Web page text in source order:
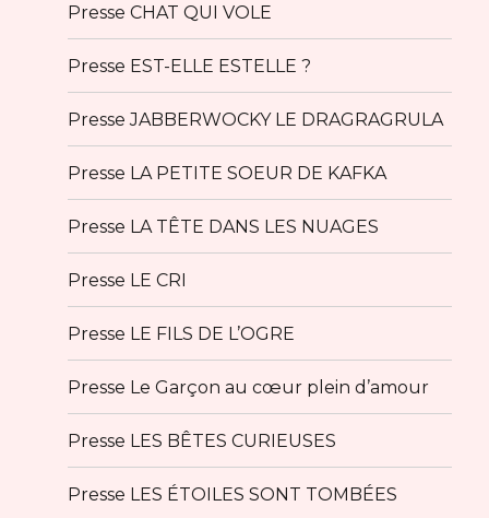
Presse CHAT QUI VOLE
Presse EST-ELLE ESTELLE ?
Presse JABBERWOCKY LE DRAGRAGRULA
Presse LA PETITE SOEUR DE KAFKA
Presse LA TÊTE DANS LES NUAGES
Presse LE CRI
Presse LE FILS DE L’OGRE
Presse Le Garçon au cœur plein d’amour
Presse LES BÊTES CURIEUSES
Presse LES ÉTOILES SONT TOMBÉES